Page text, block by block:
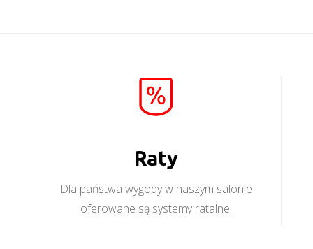
Raty
Dla państwa wygody w naszym salonie
oferowane są systemy ratalne.